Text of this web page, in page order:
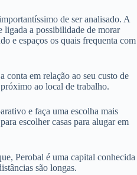
de ser analisado. A
ligada a possibilidade de morar
e espaços os quais frequenta com
conta em relação ao seu custo de
ao local de trabalho.
e faça uma escolha mais
escolher casas para alugar em
Perobal é uma capital conhecida
são longas.